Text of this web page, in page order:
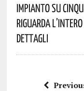
Impianto Su
Riguarda
Dettagli